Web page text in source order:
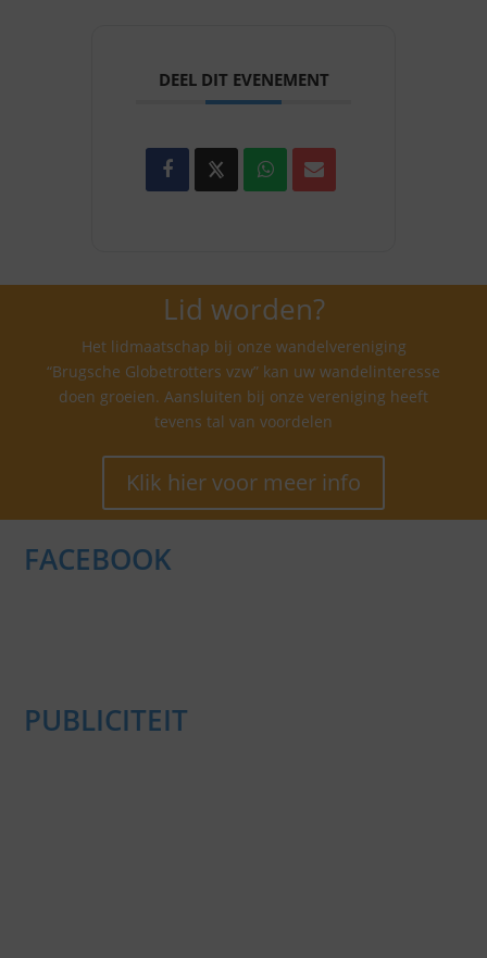
DEEL DIT EVENEMENT
Lid worden?
Het lidmaatschap bij onze wandelvereniging
“Brugsche Globetrotters vzw” kan uw wandelinteresse
doen groeien. Aansluiten bij onze vereniging heeft
tevens tal van voordelen
Klik hier voor meer info
FACEBOOK
PUBLICITEIT